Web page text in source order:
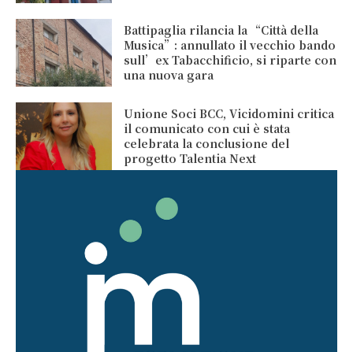
Battipaglia rilancia la “Città della
Musica”: annullato il vecchio bando
sull’ex Tabacchificio, si riparte con
una nuova gara
Unione Soci BCC, Vicidomini critica
il comunicato con cui è stata
celebrata la conclusione del
progetto Talentia Next